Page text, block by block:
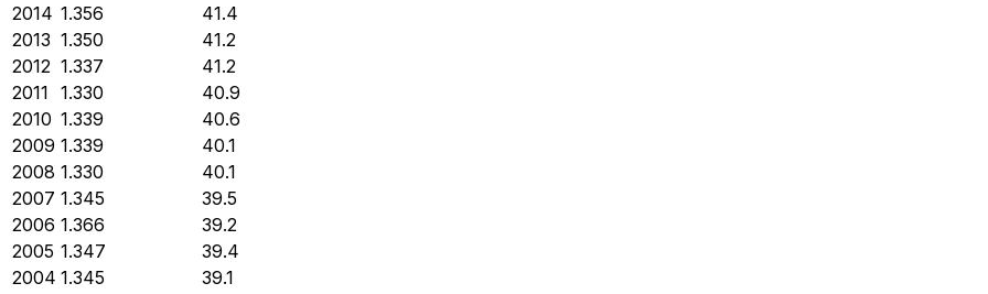
2014 1.356
41.4
2013 1.350
41.2
2012 1.337
41.2
2011 1.330
40.9
2010 1.339
40.6
2009 1.339
40.1
2008 1.330
40.1
2007 1.345
39.5
2006 1.366
39.2
2005 1.347
39.4
2004 1.345 39.1